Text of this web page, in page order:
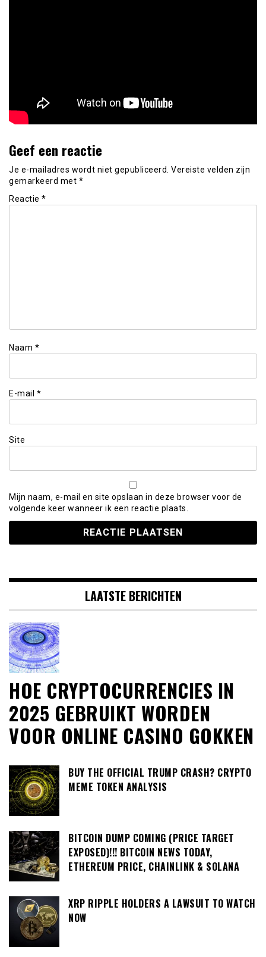
Geef een reactie
Je e-mailadres wordt niet gepubliceerd. Vereiste velden zijn
gemarkeerd met *
Reactie *
Naam *
E-mail *
Site
Mijn naam, e-mail en site opslaan in deze browser voor de
volgende keer wanneer ik een reactie plaats.
LAATSTE BERICHTEN
HOE CRYPTOCURRENCIES IN
2025 GEBRUIKT WORDEN
VOOR ONLINE CASINO GOKKEN
BUY THE OFFICIAL TRUMP CRASH? CRYPTO
MEME TOKEN ANALYSIS
BITCOIN DUMP COMING (PRICE TARGET
EXPOSED)!!! BITCOIN NEWS TODAY,
ETHEREUM PRICE, CHAINLINK & SOLANA
XRP RIPPLE HOLDERS A LAWSUIT TO WATCH
NOW